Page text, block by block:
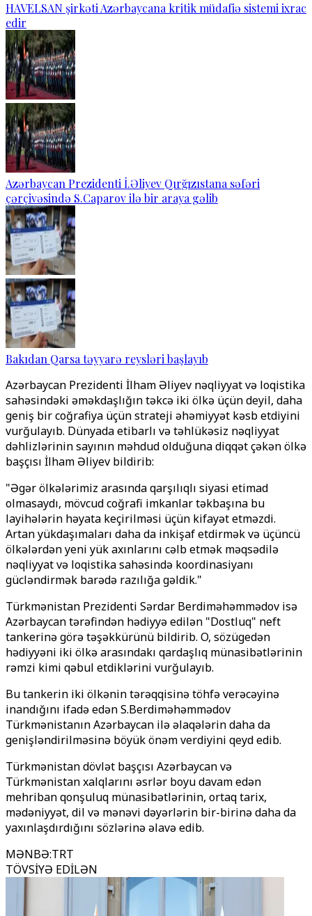
HAVELSAN şirkəti Azərbaycana kritik müdafiə sistemi ixrac
edir
Azərbaycan Prezidenti İ.Əliyev Qırğızıstana səfəri
çərçivəsində S.Caparov ilə bir araya gəlib
Bakıdan Qarsa təyyarə reysləri başlayıb
Azərbaycan Prezidenti İlham Əliyev nəqliyyat və loqistika
sahəsindəki əməkdaşlığın təkcə iki ölkə üçün deyil, daha
geniş bir coğrafiya üçün strateji əhəmiyyət kəsb etdiyini
vurğulayıb. Dünyada etibarlı və təhlükəsiz nəqliyyat
dəhlizlərinin sayının məhdud olduğuna diqqət çəkən ölkə
başçısı İlham Əliyev bildirib:
"Əgər ölkələrimiz arasında qarşılıqlı siyasi etimad
olmasaydı, mövcud coğrafi imkanlar təkbaşına bu
layihələrin həyata keçirilməsi üçün kifayət etməzdi.
Artan yükdaşımaları daha da inkişaf etdirmək və üçüncü
ölkələrdən yeni yük axınlarını cəlb etmək məqsədilə
nəqliyyat və loqistika sahəsində koordinasiyanı
gücləndirmək barədə razılığa gəldik."
Türkmənistan Prezidenti Sərdar Berdiməhəmmədov isə
Azərbaycan tərəfindən hədiyyə edilən "Dostluq" neft
tankerinə görə təşəkkürünü bildirib. O, sözügedən
hədiyyəni iki ölkə arasındakı qardaşlıq münasibətlərinin
rəmzi kimi qəbul etdiklərini vurğulayıb.
Bu tankerin iki ölkənin tərəqqisinə töhfə verəcəyinə
inandığını ifadə edən S.Berdiməhəmmədov
Türkmənistanın Azərbaycan ilə əlaqələrin daha da
genişləndirilməsinə böyük önəm verdiyini qeyd edib.
Türkmənistan dövlət başçısı Azərbaycan və
Türkmənistan xalqlarını əsrlər boyu davam edən
mehriban qonşuluq münasibətlərinin, ortaq tarix,
mədəniyyət, dil və mənəvi dəyərlərin bir-birinə daha da
yaxınlaşdırdığını sözlərinə əlavə edib.
MƏNBƏ:TRT
TÖVSİYƏ EDİLƏN